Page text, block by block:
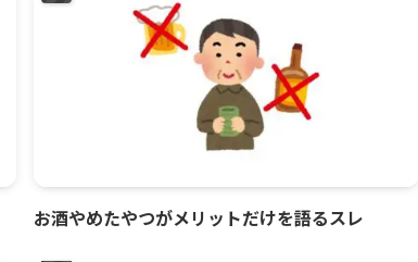
お酒やめたやつがメリットだけを語るスレ